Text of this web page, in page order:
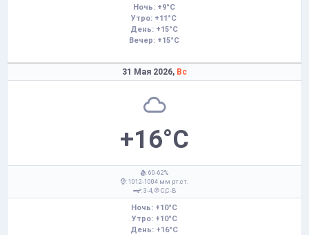
Ночь: +9°C
Утро: +11°C
День: +15°C
Вечер: +15°C
31 Мая 2026, Вс
+16°C
: 60-62%
: 1012-1004 мм рт.ст.
: 3-4,
С,С-В
Ночь: +10°C
Утро: +10°C
День: +16°C